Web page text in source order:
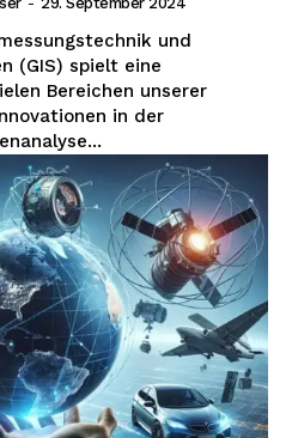
unseren
Newsletter
und
(GIS) spielt eine
Bereichen unserer
in der